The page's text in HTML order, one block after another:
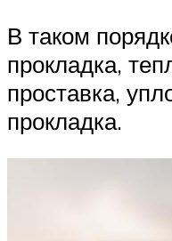
В таком
прокладка,
проставка,
прокладка.